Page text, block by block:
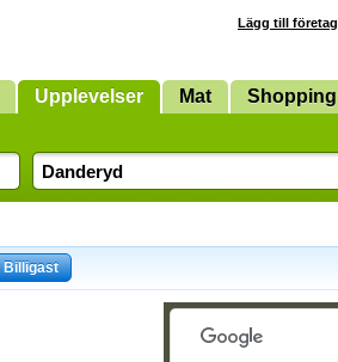
Lägg till företag
Upplevelser Mat Shopping
Billigast